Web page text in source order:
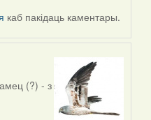
каб пакідаць каментары.
(?) - з